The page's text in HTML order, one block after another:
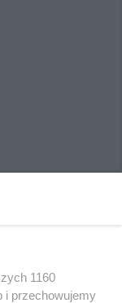
1160
i przechowujemy